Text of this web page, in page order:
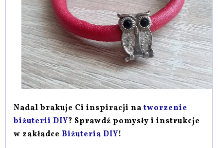
Nadal brakuje Ci inspiracji natworzenie
biżuterii DIY? Sprawdź pomysły i instrukcje
w zakładceBiżuteria DIY!